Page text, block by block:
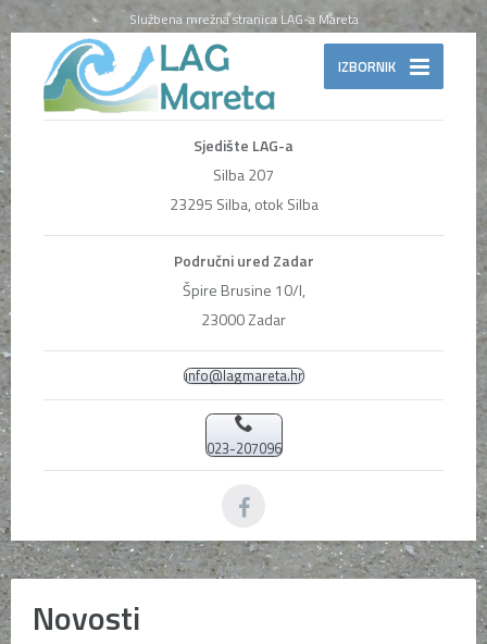
Službena mrežna stranica LAG-a Mareta
IZBORNIK
Sjedište LAG-a
Silba 207
23295 Silba, otok Silba
Područni ured Zadar
Špire Brusine 10/I,
23000 Zadar
info@lagmareta.hr
023-207096
Novosti